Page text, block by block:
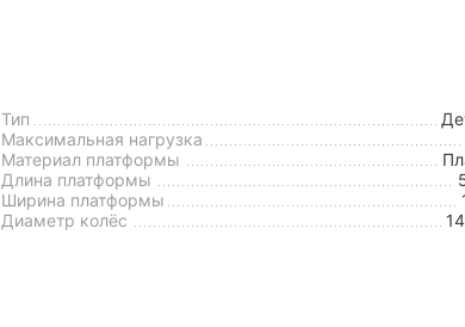
Тип
Максимальная нагрузка
Материал платформы
Длина платформы
Ширина платформы
Диаметр колёс